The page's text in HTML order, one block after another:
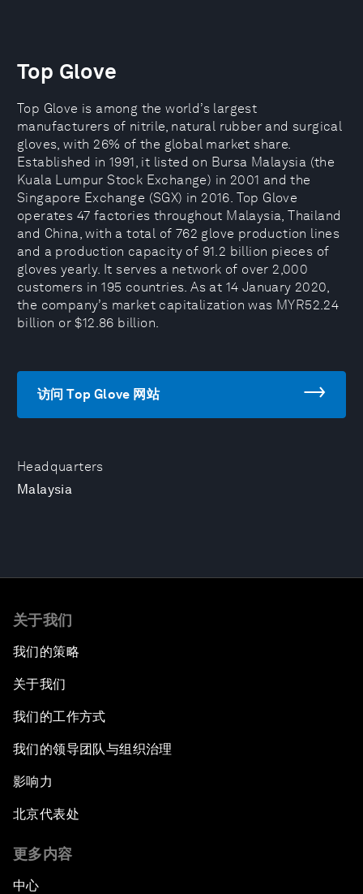
Headquarters
Malaysia
Top Glove
Top Glove is among the world’s largest
manufacturers of nitrile, natural rubber and surgical
gloves, with 26% of the global market share.
Established in 1991, it listed on Bursa Malaysia (the
Kuala Lumpur Stock Exchange) in 2001 and the
Singapore Exchange (SGX) in 2016. Top Glove
operates 47 factories throughout Malaysia, Thailand
and China, with a total of 762 glove production lines
and a production capacity of 91.2 billion pieces of
gloves yearly. It serves a network of over 2,000
customers in 195 countries. As at 14 January 2020,
the company’s market capitalization was MYR52.24
billion or $12.86 billion.
访问 Top Glove 网站
关于我们
我们的策略
关于我们
我们的工作方式
我们的领导团队与组织治理
影响力
北京代表处
更多内容
中心